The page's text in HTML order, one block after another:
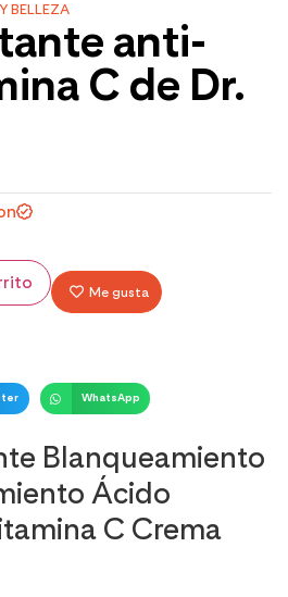
BELLEZA
anti-
C de Dr.
Me gusta
WhatsApp
Blanqueamiento
Ácido
C Crema